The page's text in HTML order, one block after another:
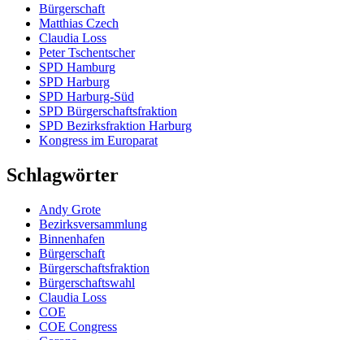
Bürgerschaft
Matthias Czech
Claudia Loss
Peter Tschentscher
SPD Hamburg
SPD Harburg
SPD Harburg-Süd
SPD Bürgerschaftsfraktion
SPD Bezirksfraktion Harburg
Kongress im Europarat
Schlagwörter
Andy Grote
Bezirksversammlung
Binnenhafen
Bürgerschaft
Bürgerschaftsfraktion
Bürgerschaftswahl
Claudia Loss
COE
COE Congress